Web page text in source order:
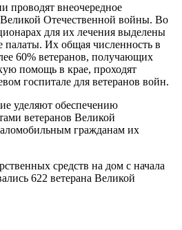
проводят внеочередное
Отечественной войны. Во
для их лечения выделены
Их общая численность в
60% ветеранов, получающих
помощь в крае, проходят
госпитале для ветеранов войн.
уделяют обеспечению
ветеранов Великой
гражданам их
средств на дом с начала
622 ветерана Великой